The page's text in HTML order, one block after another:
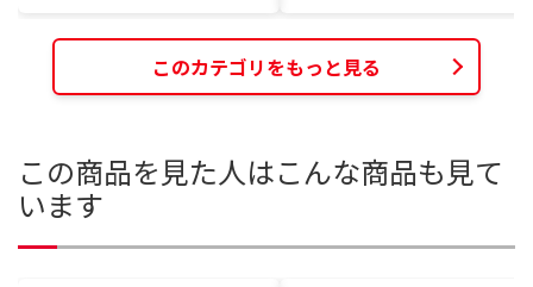
このカテゴリをもっと見る
この商品を見た人はこんな商品も見て
います